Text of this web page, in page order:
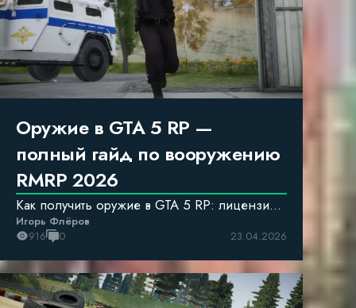
Оружие в GTA 5 RP —
полный гайд по вооружению
RMRP 2026
Как получить оружие в GTA 5 RP: лицензия,
чёрный рынок, фракционное вооружение.
Игорь Флёров
916
0 23.04.2026